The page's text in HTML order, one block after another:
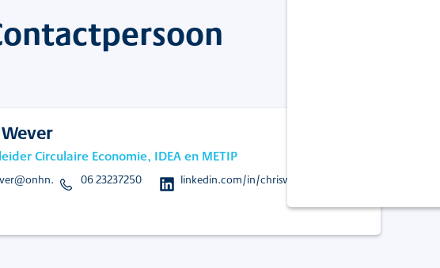
Circulaire Economie, IDEA en METIP
06 23237250 linkedin.com/in/chriswever